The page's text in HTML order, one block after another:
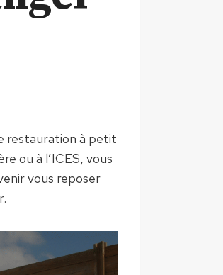
restauration à petit
ou à l’ICES, vous
vous reposer